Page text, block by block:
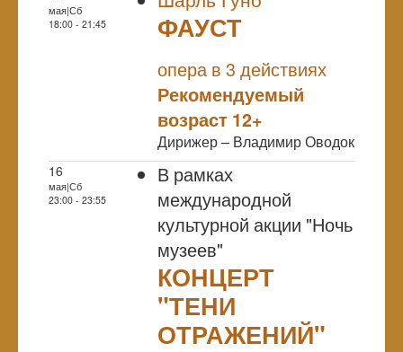
мая|Сб
18:00 - 21:45
ФАУСТ
опера в 3 действиях
Рекомендуемый
возраст 12+
Дирижер – Владимир Оводок
16
мая|Сб
23:00 - 23:55
В рамках
международной
культурной акции "Ночь
музеев"
КОНЦЕРТ
"ТЕНИ
ОТРАЖЕНИЙ"